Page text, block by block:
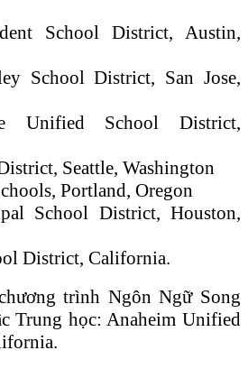
School District, Austin,
School District, San Jose,
Unified School District,
Seattle, Washington
Portland, Oregon
School District, Houston,
District, California.
trình Ngôn Ngữ Song
Trung học: Anaheim Unified